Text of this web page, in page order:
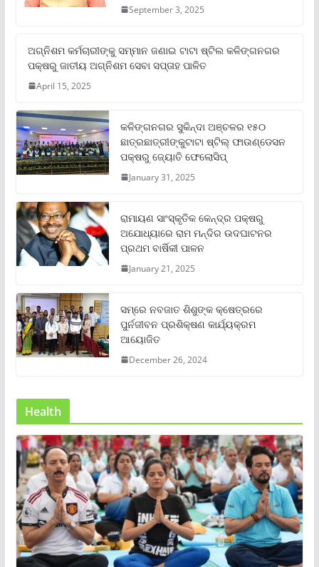
September 3, 2025
ଅଗ୍ନିଶମ କର୍ମଚାରୀଙ୍କୁ ସମ୍ମାନ ଜଣାଇ ଟାଟା ଷ୍ଟିଲ କଳିଙ୍ଗନଗର
ପକ୍ଷରୁ ଜାତୀୟ ଅଗ୍ନିଶମ ସେବା ସପ୍ତାହ ପାଳିତ
April 15, 2025
କଳିଙ୍ଗନଗର ସୁକିନ୍ଦା ଅଞ୍ଚଳର ୧୫୦
ଛାତ୍ରଛାତ୍ରୀଙ୍କୁଟାଟା ଷ୍ଟିଲ୍ ଫାଉଣ୍ଡେସନ
ପକ୍ଷରୁ ଜ୍ୟୋତି ଫେଲୋସିପ୍‌
January 31, 2025
ରାମାୟଣ ସାଂସ୍କୃତିକ କେନ୍ଦ୍ର ପକ୍ଷରୁ
ଅଯୋଧ୍ୟାରେ ରାମ ମନ୍ଦିର ଉଦଘାଟନର
ପ୍ରଥମ ବାର୍ଷିକୀ ପାଳନ
January 21, 2025
ସମ୍‌ରେ ନବଜାତ ଶିଶୁଙ୍କ କ୍ଷେତ୍ରରେ
ପୁର୍ନଜୀବନ ପ୍ରଶିକ୍ଷଣ କାର୍ଯ୍ୟକ୍ରମ
ଆୟୋଜିତ
December 26, 2024
Health